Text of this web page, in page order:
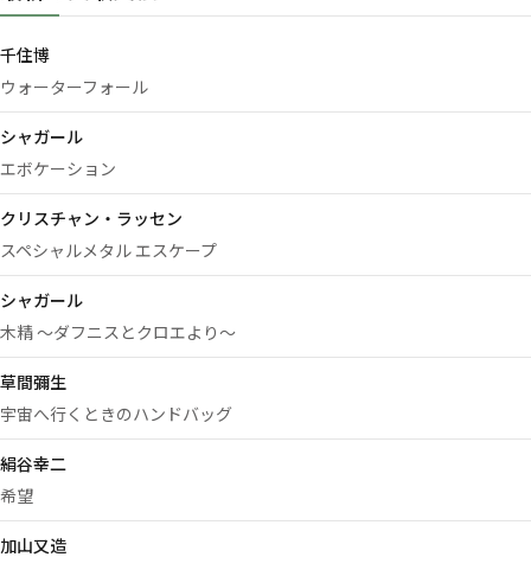
千住博
ウォーターフォール
シャガール
エボケーション
クリスチャン・ラッセン
スペシャルメタル エスケープ
シャガール
木精 ～ダフニスとクロエより～
草間彌生
宇宙へ行くときのハンドバッグ
絹谷幸二
希望
加山又造